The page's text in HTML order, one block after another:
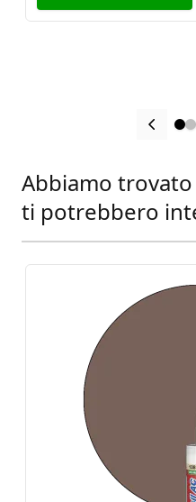
Press to skip carousel
Abbiamo
ti potrebbero